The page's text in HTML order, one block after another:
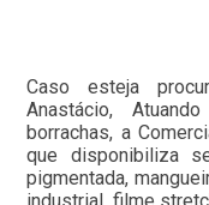
Caso esteja
Anastácio,
borrachas, a
que disponibiliza
pigmentada,